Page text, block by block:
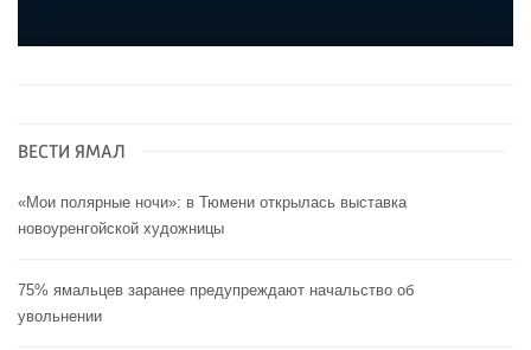
ВЕСТИ ЯМАЛ
«Мои полярные ночи»: в Тюмени открылась выставка
новоуренгойской художницы
75% ямальцев заранее предупреждают начальство об
увольнении